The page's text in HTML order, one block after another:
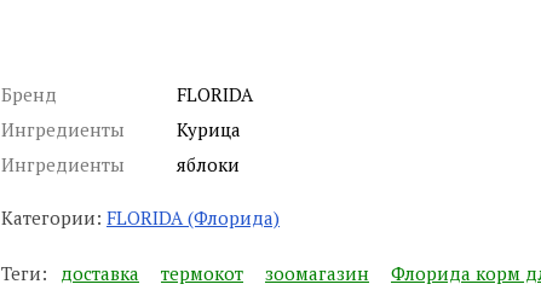
Бренд
FLORIDA
Ингредиенты
Курица
Ингредиенты
яблоки
Категории: FLORIDA (Флорида)
Теги: доставка термокот зоомагазин Флорида корм